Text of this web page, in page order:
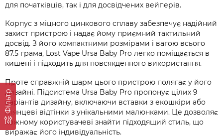
Фільтр
для початківців, так і для досвідчених вейперів.
Корпус з міцного цинкового сплаву забезпечує надійний
захист пристрою і надає йому приємний тактильний
досвід. З його компактними розмірами і вагою всього
87.5 грама, Lost Vape Ursa Baby Pro легко поміщається в
кишені і підходить для повсякденного використання.
Проте справжній шарм цього пристрою полягає у його
дизайні. Підсистема Ursa Baby Pro пропонує цілих 9
варіантів дизайну, включаючи вставки з екошкіри або
глянцеві відтінки з унікальними малюнками. Це дозволяє
кожному користувачеві знайти підходящий стиль, що
виражає його індивідуальність.